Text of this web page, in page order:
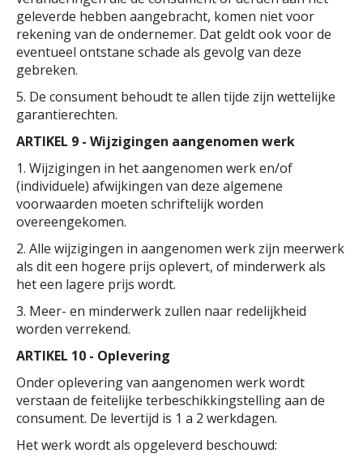
geleverde hebben aangebracht, komen niet voor
rekening van de ondernemer. Dat geldt ook voor de
eventueel ontstane schade als gevolg van deze
gebreken.
5. De consument behoudt te allen tijde zijn wettelijke
garantierechten.
ARTIKEL 9 - Wijzigingen aangenomen werk
1. Wijzigingen in het aangenomen werk en/of
(individuele) afwijkingen van deze algemene
voorwaarden moeten schriftelijk worden
overeengekomen.
2. Alle wijzigingen in aangenomen werk zijn meerwerk
als dit een hogere prijs oplevert, of minderwerk als
het een lagere prijs wordt.
3. Meer- en minderwerk zullen naar redelijkheid
worden verrekend.
ARTIKEL 10 - Oplevering
Onder oplevering van aangenomen werk wordt
verstaan de feitelijke terbeschikkingstelling aan de
consument. De levertijd is 1 a 2 werkdagen.
Het werk wordt als opgeleverd beschouwd: